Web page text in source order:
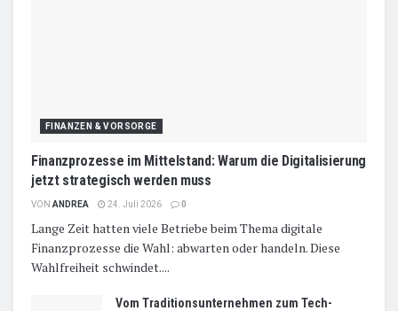
FINANZEN & VORSORGE
Finanzprozesse im Mittelstand: Warum die Digitalisierung
jetzt strategisch werden muss
VON ANDREA 24. Juli 2026 0
Lange Zeit hatten viele Betriebe beim Thema digitale
Finanzprozesse die Wahl: abwarten oder handeln. Diese
Wahlfreiheit schwindet....
Vom Traditionsunternehmen zum Tech-